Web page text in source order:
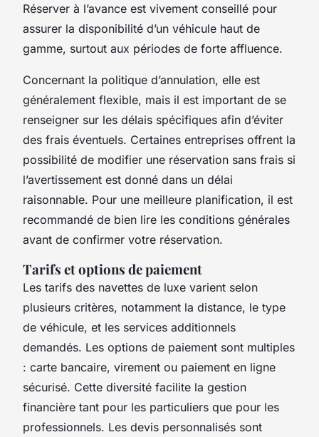
Réserver à l’avance est vivement conseillé pour
assurer la disponibilité d’un véhicule haut de
gamme, surtout aux périodes de forte affluence.
Concernant la politique d’annulation, elle est
généralement flexible, mais il est important de se
renseigner sur les délais spécifiques afin d’éviter
des frais éventuels. Certaines entreprises offrent la
possibilité de modifier une réservation sans frais si
l’avertissement est donné dans un délai
raisonnable. Pour une meilleure planification, il est
recommandé de bien lire les conditions générales
avant de confirmer votre réservation.
Tarifs et options de paiement
Les tarifs des navettes de luxe varient selon
plusieurs critères, notamment la distance, le type
de véhicule, et les services additionnels
demandés. Les options de paiement sont multiples
: carte bancaire, virement ou paiement en ligne
sécurisé. Cette diversité facilite la gestion
financière tant pour les particuliers que pour les
professionnels. Les devis personnalisés sont